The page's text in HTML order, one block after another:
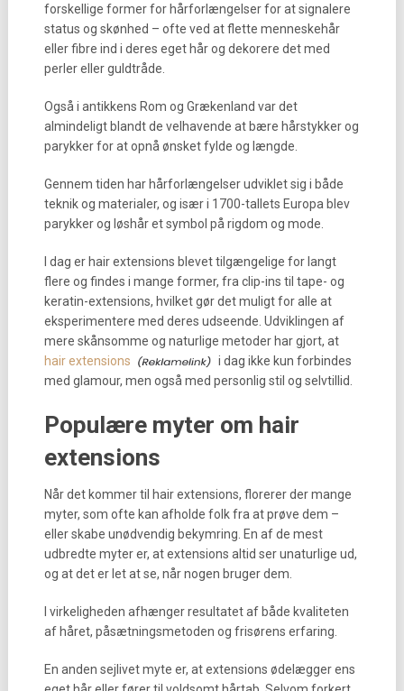
forskellige former for hårforlængelser for at signalere
status og skønhed – ofte ved at flette menneskehår
eller fibre ind i deres eget hår og dekorere det med
perler eller guldtråde.
Også i antikkens Rom og Grækenland var det
almindeligt blandt de velhavende at bære hårstykker og
parykker for at opnå ønsket fylde og længde.
Gennem tiden har hårforlængelser udviklet sig i både
teknik og materialer, og især i 1700-tallets Europa blev
parykker og løshår et symbol på rigdom og mode.
I dag er hair extensions blevet tilgængelige for langt
flere og findes i mange former, fra clip-ins til tape- og
keratin-extensions, hvilket gør det muligt for alle at
eksperimentere med deres udseende. Udviklingen af
mere skånsomme og naturlige metoder har gjort, at
hair extensions
i dag ikke kun forbindes
med glamour, men også med personlig stil og selvtillid.
Populære myter om hair
extensions
Når det kommer til hair extensions, florerer der mange
myter, som ofte kan afholde folk fra at prøve dem –
eller skabe unødvendig bekymring. En af de mest
udbredte myter er, at extensions altid ser unaturlige ud,
og at det er let at se, når nogen bruger dem.
I virkeligheden afhænger resultatet af både kvaliteten
af håret, påsætningsmetoden og frisørens erfaring.
En anden sejlivet myte er, at extensions ødelægger ens